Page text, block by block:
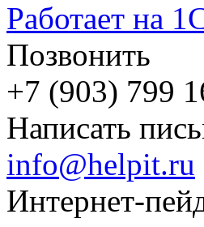
Работает на
Позвонить
+7 (903) 799
Написать
info@helpit.ru
Интернет-